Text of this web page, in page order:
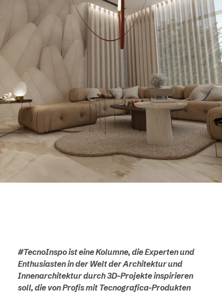
#TecnoInspo ist eine Kolumne, die Experten und
Enthusiasten in der Welt der Architektur und
Innenarchitektur durch 3D-Projekte inspirieren
soll, die von Profis mit Tecnografica-Produkten